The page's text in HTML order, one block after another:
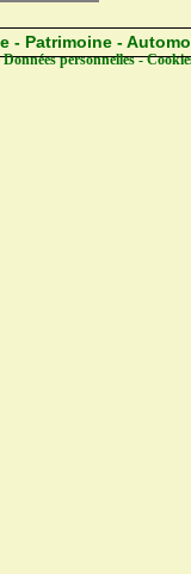
- Patrimoine -
Données personnelles -